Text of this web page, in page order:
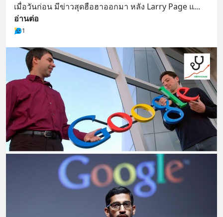
เมื่อวันก่อน มีข่าวสุดฮือฮาออกมา หลัง Larry Page แ
อ่านต่อ
1